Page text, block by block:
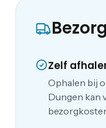
Zelf
Ophalen bij
Dungen kan